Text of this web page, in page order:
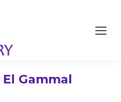
Gammal